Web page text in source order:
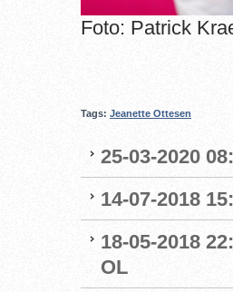
Foto: Patrick
Tags: Jeanette Ottesen
25-03-2020
14-07-2018
18-05-2018
OL